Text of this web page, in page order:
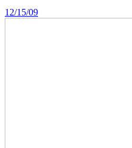
12/15/09